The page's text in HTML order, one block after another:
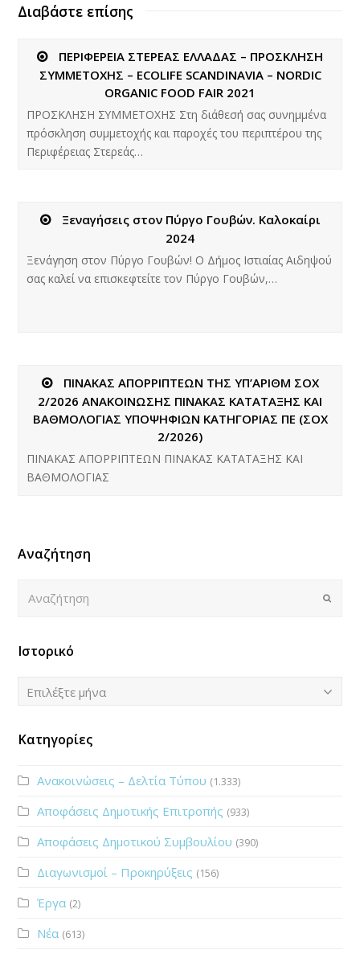
Διαβάστε επίσης
ΠΕΡΙΦΕΡΕΙΑ ΣΤΕΡΕΑΣ ΕΛΛΑΔΑΣ – ΠΡΟΣΚΛΗΣΗ
ΣΥΜΜΕΤΟΧΗΣ – ECOLIFE SCANDINAVIA – NORDIC
ORGANIC FOOD FAIR 2021
ΠΡΟΣΚΛΗΣΗ ΣΥΜΜΕΤΟΧΗΣ Στη διάθεσή σας συνημμένα
πρόσκληση συμμετοχής και παροχές του περιπτέρου της
Περιφέρειας Στερεάς…
Ξεναγήσεις στον Πύργο Γουβών. Καλοκαίρι
2024
Ξενάγηση στον Πύργο Γουβών! Ο Δήμος Ιστιαίας Αιδηψού
σας καλεί να επισκεφτείτε τον Πύργο Γουβών,…
ΠΙΝΑΚΑΣ ΑΠΟΡΡΙΠΤΕΩΝ ΤΗΣ ΥΠ’ΑΡΙΘΜ ΣΟΧ
2/2026 ΑΝΑΚΟΙΝΩΣΗΣ ΠΙΝΑΚΑΣ ΚΑΤΑΤΑΞΗΣ ΚΑΙ
ΒΑΘΜΟΛΟΓΙΑΣ ΥΠΟΨΗΦΙΩΝ ΚΑΤΗΓΟΡΙΑΣ ΠΕ (ΣΟΧ
2/2026)
ΠΙΝΑΚΑΣ ΑΠΟΡΡΙΠΤΕΩΝ ΠΙΝΑΚΑΣ ΚΑΤΑΤΑΞΗΣ ΚΑΙ
ΒΑΘΜΟΛΟΓΙΑΣ
Αναζήτηση
Submit
Ιστορικό
Ιστορικό
Επιλέξτε μήνα
Κατηγορίες
Ανακοινώσεις – Δελτία Τύπου (1.333)
Αποφάσεις Δημοτικής Επιτροπής (933)
Αποφάσεις Δημοτικού Συμβουλίου (390)
Διαγωνισμοί – Προκηρύξεις (156)
Έργα (2)
Νέα (613)